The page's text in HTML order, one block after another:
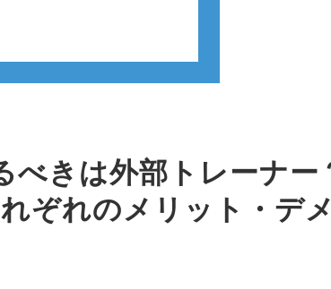
べきは外部トレーナー
ぞれのメリット・デ